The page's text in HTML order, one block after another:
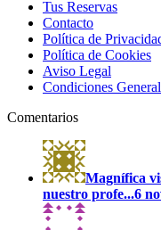
Tus Reservas
Contacto
Política de
Política de Cookies
Aviso Legal
Condiciones
Comentarios
Magnífica
nuestro profe...6